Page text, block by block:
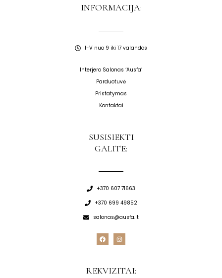
INFORMACIJA:
I-V nuo 9 iki 17 valandos
Interjero Salonas ‘Ausfa’
Parduotuvė
Pristatymas
Kontaktai
SUSISIEKTI
GALITE:
+370 607 71663
+370 699 49852
salonas@ausfa.lt
F
a
c
o
I
n
s
r
REKVIZITAI: